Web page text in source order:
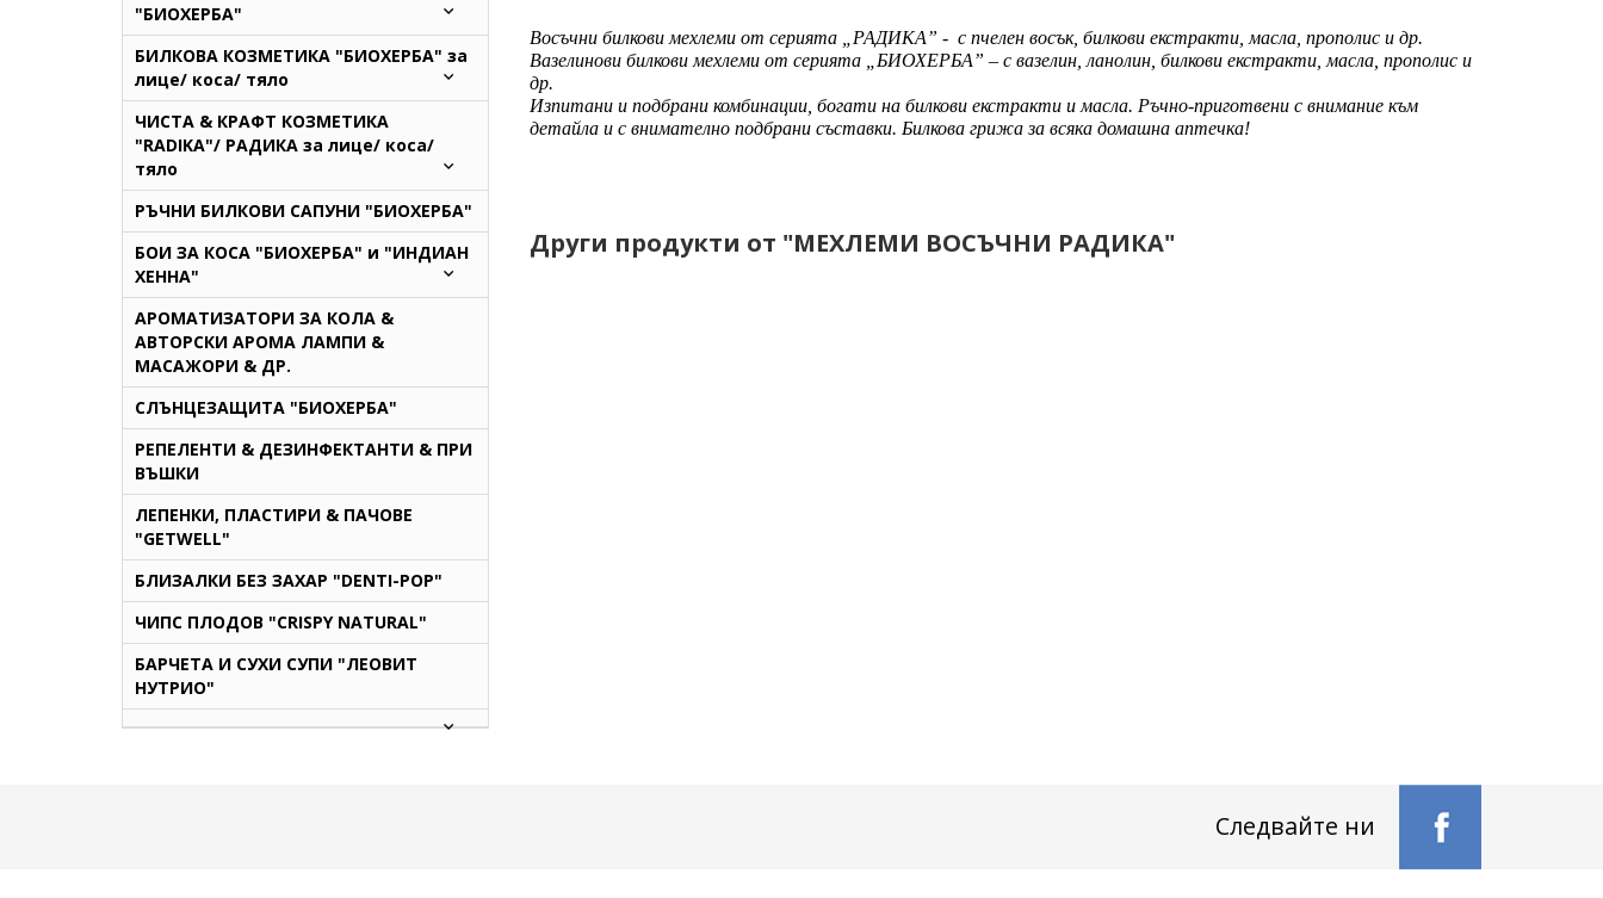
Восъчни билкови мехлеми от серията „РАДИКА” - с пчелен восък, билкови екстракти, масла, прополис и др.
Вазелинови билкови мехлеми от серията „БИОХЕРБА” – с вазелин, ланолин, билкови екстракти, масла, прополис и
др.
Изпитани и подбрани комбинации, богати на билкови екстракти и масла. Ръчно-приготвени с внимание към
детайла и с внимателно подбрани съставки. Билкова грижа за всяка домашна аптечка!
Други продукти от "МЕХЛЕМИ ВОСЪЧНИ РАДИКА"
"БИОХЕРБА"
БИЛКОВА КОЗМЕТИКА "БИОХЕРБА" за
лице/ коса/ тяло
ЧИСТА & КРАФТ КОЗМЕТИКА
"RADIKA"/ РАДИКА за лице/ коса/
тяло
РЪЧНИ БИЛКОВИ САПУНИ "БИОХЕРБА"
БОИ ЗА КОСА "БИОХЕРБА" и "ИНДИАН
ХЕННА"
АРОМАТИЗАТОРИ ЗА КОЛА &
АВТОРСКИ АРОМА ЛАМПИ &
МАСАЖОРИ & ДР.
СЛЪНЦЕЗАЩИТА "БИОХЕРБА"
РЕПЕЛЕНТИ & ДЕЗИНФЕКТАНТИ & ПРИ
ВЪШКИ
ЛЕПЕНКИ, ПЛАСТИРИ & ПАЧОВЕ
"GETWELL"
БЛИЗАЛКИ БЕЗ ЗАХАР "DENTI-POP"
ЧИПС ПЛОДОВ "CRISPY NATURAL"
БАРЧЕТА И СУХИ СУПИ "ЛЕОВИТ
НУТРИО"
Следвайте ни